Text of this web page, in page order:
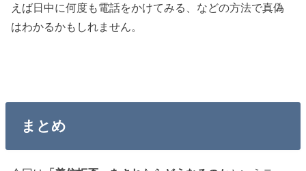
えば日中に何度も電話をかけてみる、などの方法で真偽
はわかるかもしれません。
まとめ